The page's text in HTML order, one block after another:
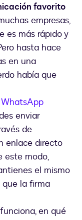
favorito
empresas,
es más rápido y
hasta hace
en una
había que
WhatsApp
enviar
de
enlace directo
este modo,
el mismo
que la firma
en qué